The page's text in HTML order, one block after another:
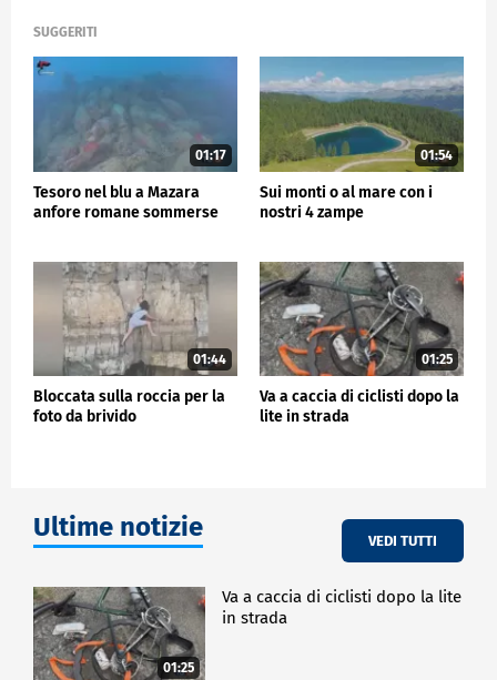
SUGGERITI
01:17
Tesoro nel blu a Mazara
anfore romane sommerse
01:54
Sui monti o al mare con i
nostri 4 zampe
01:44
Bloccata sulla roccia per la
foto da brivido
01:25
Va a caccia di ciclisti dopo la
lite in strada
Ultime notizie VEDI TUTTI
01:25
Va a caccia di ciclisti dopo la lite
in strada